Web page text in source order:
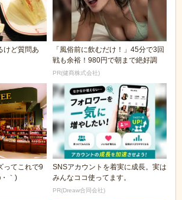
けど質問あ
「風俗前に飲むだけ！」45分で3回
戦も余裕！980円で朝まで絶好調
PR(健商株式会社)
ってこれで9
｀)
SNSアカウントを着実に成長。実は
みんなココ使ってます。
PR(Dreaw合同会社)